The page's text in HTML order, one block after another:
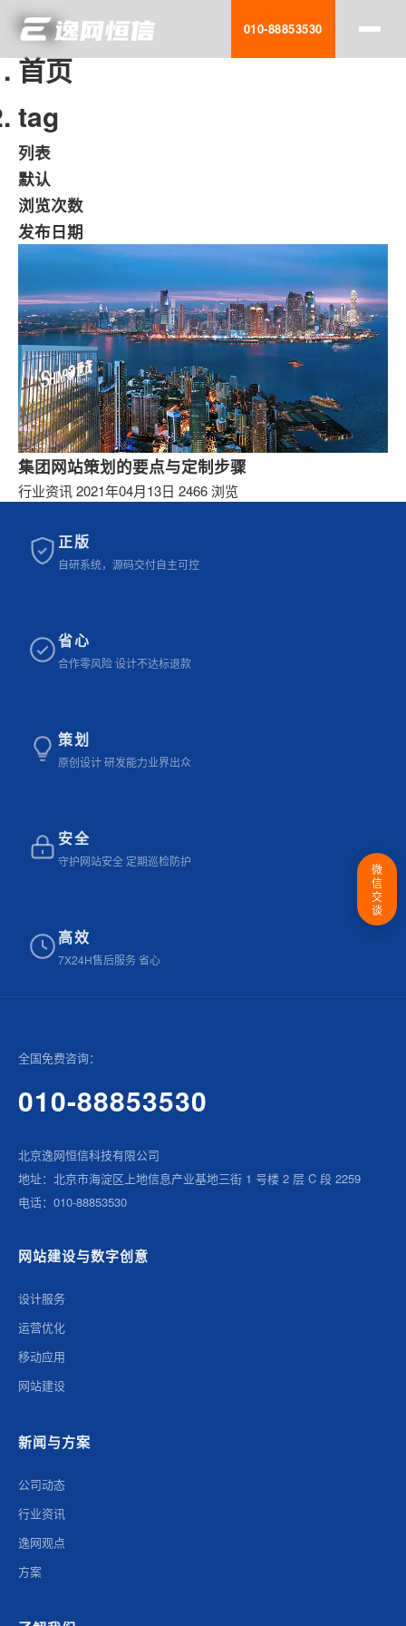
运营优化
移动应用
网站建设
搜索优化
无限扩展
多屏适配
公司动态
行业资讯
运营推广
常见问题
010-88853530
tag
首页
tag
列表
默认
浏览次数
发布日期
集团网站策划的要点与定制步骤
行业资讯 2021年04月13日 2466 浏览
正版
自研系统，源码交付自主可控
省心
合作零风险 设计不达标退款
策划
原创设计 研发能力业界出众
安全
守护网站安全 定期巡检防护
高效
7X24H售后服务 省心
全国免费咨询：
010-88853530
北京逸网恒信科技有限公司
地址：北京市海淀区上地信息产业基地三街 1 号楼 2 层 C 段 2259
电话：010-88853530
网站建设与数字创意
设计服务
运营优化
移动应用
网站建设
新闻与方案
公司动态
行业资讯
逸网观点
方案
微
信
交
谈